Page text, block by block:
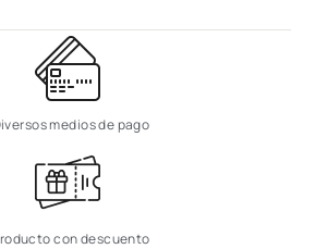
medios de pago
con descuento